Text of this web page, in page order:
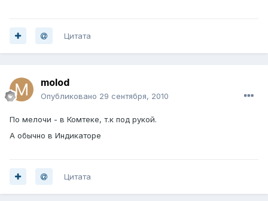
Цитата
molod
Опубликовано 29 сентября, 2010
По мелочи - в Комтеке, т.к под рукой.
А обычно в Индикаторе
Цитата